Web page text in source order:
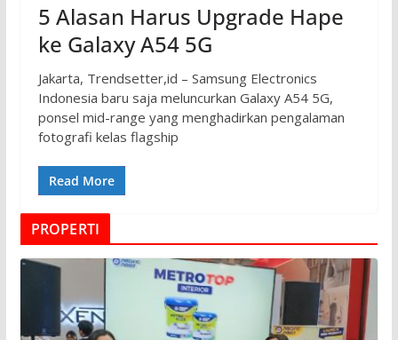
5 Alasan Harus Upgrade Hape
ke Galaxy A54 5G
Jakarta, Trendsetter,id – Samsung Electronics
Indonesia baru saja meluncurkan Galaxy A54 5G,
ponsel mid-range yang menghadirkan pengalaman
fotografi kelas flagship
Read More
PROPERTI